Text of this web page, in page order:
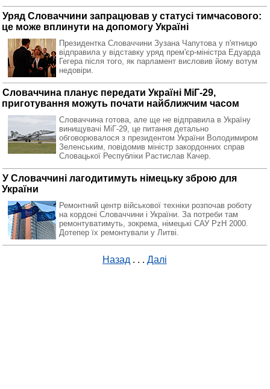
Уряд Словаччини запрацював у статусі тимчасового:
це може вплинути на допомогу Україні
Президентка Словаччини Зузана Чапутова у п'ятницю
відправила у відставку уряд прем'єр-міністра Едуарда
Гегера після того, як парламент висловив йому вотум
недовіри.
Словаччина планує передати Україні МіГ-29,
приготування можуть почати найближчим часом
Словаччина готова, але ще не відправила в Україну
винищувачі МіГ-29, це питання детально
обговорювалося з президентом України Володимиром
Зеленським, повідомив міністр закордонних справ
Словацької Республіки Растислав Качер.
У Словаччині лагодитимуть німецьку зброю для
України
Ремонтний центр військової техніки розпочав роботу
на кордоні Словаччини і України. За потреби там
ремонтуватимуть, зокрема, німецькі САУ PzH 2000.
Дотепер їх ремонтували у Литві.
Назад . . . Далі